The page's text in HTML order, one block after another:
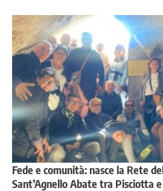
Fede e comunità: nasce la Rete
Sant’Agnello Abate tra Pisciotta